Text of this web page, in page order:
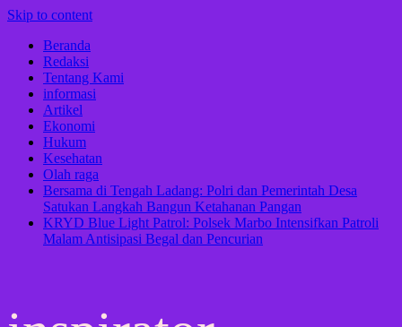
Skip to content
Beranda
Redaksi
Tentang Kami
informasi
Artikel
Ekonomi
Hukum
Kesehatan
Olah raga
Bersama di Tengah Ladang: Polri dan Pemerintah Desa
Satukan Langkah Bangun Ketahanan Pangan
KRYD Blue Light Patrol: Polsek Marbo Intensifkan Patroli
Malam Antisipasi Begal dan Pencurian